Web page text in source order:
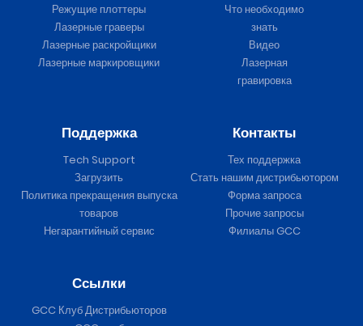
Режущие плоттеры
Лазерные граверы
Лазерные раскройщики
Лазерные маркировщики
Что необходимо
знать
Видео
Лазерная
гравировка
Поддержка
Tech Support
Загрузить
Политика прекращения выпуска
товаров
Негарантийный сервис
Контакты
Тех поддержка
Стать нашим дистрибьютором
Форма запроса
Прочие запросы
Филиалы GCC
Ссылки
GCC Клуб Дистрибьюторов